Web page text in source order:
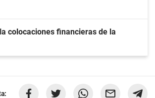
colocaciones financieras de la